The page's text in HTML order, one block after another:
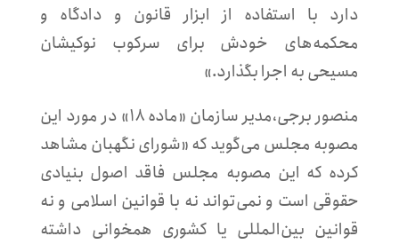
دارد با استفاده از ابزار قانون و دادگاه و
محکمه‌های خودش برای سرکوب نوکیشان
مسیحی به اجرا بگذارد.»
منصور برجی،مدیر سازمان «ماده ۱۸» در مورد این
مصوبه مجلس می‌گوید که «شورای نگهبان مشاهد
کرده که این مصوبه مجلس فاقد اصول بنیادی
حقوقی است و نمی‌تواند نه با قوانین اسلامی و نه
قوانین بین‌المللی یا کشوری همخوانی داشته